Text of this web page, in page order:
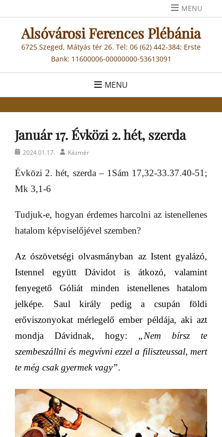
to
content
MENU
Alsóvárosi Ferences Plébánia
6725 Szeged, Mátyás tér 26. Tel: 06 (62) 442-384; Erste
Bank: 11600006-00000000-53613091
MENU
Január 17. Évközi 2. hét, szerda
Posted2024.01.17. AuthorKázmér
Évközi 2. hét, szerda – 1Sám 17,32-33.37.40-51;
Mk 3,1-6
Tudjuk-e, hogyan érdemes harcolni az istenellenes
hatalom képviselőjével szemben?
Az ószövetségi olvasmányban az Istent gyalázó,
Istennel együtt Dávidot is átkozó, valamint
fenyegető Góliát minden istenellenes hatalom
jelképe. Saul király pedig a csupán földi
erőviszonyokat mérlegelő ember példája, aki azt
mondja Dávidnak, hogy: „Nem bírsz te
szembeszállni és megvívni ezzel a filiszteussal, mert
te még csak gyermek vagy”.